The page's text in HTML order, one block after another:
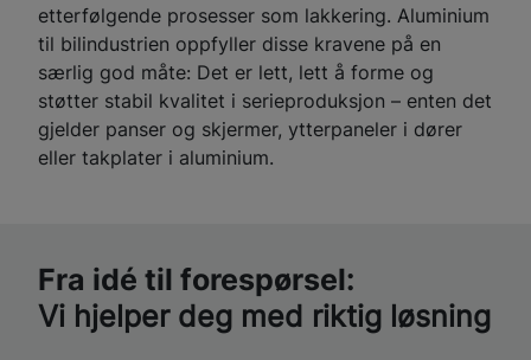
etterfølgende prosesser som lakkering. Aluminium
til bilindustrien oppfyller disse kravene på en
særlig god måte: Det er lett, lett å forme og
støtter stabil kvalitet i serieproduksjon – enten det
gjelder panser og skjermer, ytterpaneler i dører
eller takplater i aluminium.
Fra idé til forespørsel:
Vi hjelper deg med riktig løsning